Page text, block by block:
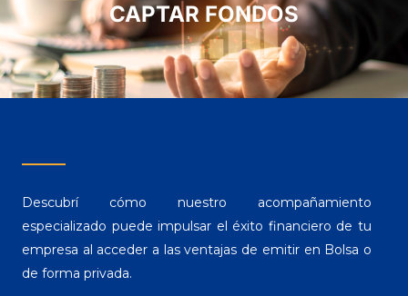
CAPTAR FONDOS
Descubrí cómo nuestro acompañamiento
especializado puede impulsar el éxito financiero de tu
empresa al acceder a las ventajas de emitir en Bolsa o
de forma privada.